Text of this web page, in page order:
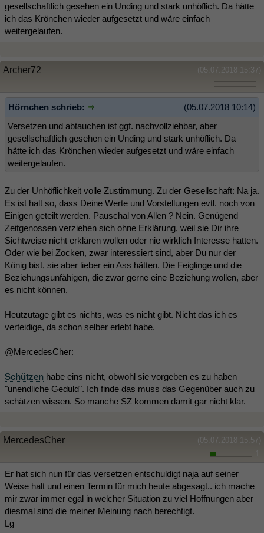
gesellschaftlich gesehen ein Unding und stark unhöflich. Da hätte
ich das Krönchen wieder aufgesetzt und wäre einfach
weitergelaufen.
(05.07.2018 15:37)
Archer72
(05.07.2018 10:14)
Hörnchen schrieb:
Versetzen und abtauchen ist ggf. nachvollziehbar, aber
gesellschaftlich gesehen ein Unding und stark unhöflich. Da
hätte ich das Krönchen wieder aufgesetzt und wäre einfach
weitergelaufen.
Zu der Unhöflichkeit volle Zustimmung. Zu der Gesellschaft: Na ja.
Es ist halt so, dass Deine Werte und Vorstellungen evtl. noch von
Einigen geteilt werden. Pauschal von Allen ? Nein. Genügend
Zeitgenossen verziehen sich ohne Erklärung, weil sie Dir ihre
Sichtweise nicht erklären wollen oder nie wirklich Interesse hatten.
Oder wie bei Zocken, zwar interessiert sind, aber Du nur der
König bist, sie aber lieber ein Ass hätten. Die Feiglinge und die
Beziehungsunfähigen, die zwar gerne eine Beziehung wollen, aber
es nicht können.
Heutzutage gibt es nichts, was es nicht gibt. Nicht das ich es
verteidige, da schon selber erlebt habe.
@MercedesCher:
Schützen habe eins nicht, obwohl sie vorgeben es zu haben
"unendliche Geduld". Ich finde das muss das Gegenüber auch zu
schätzen wissen. So manche SZ kommen damit gar nicht klar.
(05.07.2018 15:57)
MercedesCher
Er hat sich nun für das versetzen entschuldigt naja auf seiner
Weise halt und einen Termin für mich heute abgesagt.. ich mache
mir zwar immer egal in welcher Situation zu viel Hoffnungen aber
diesmal sind die meiner Meinung nach berechtigt.
Lg